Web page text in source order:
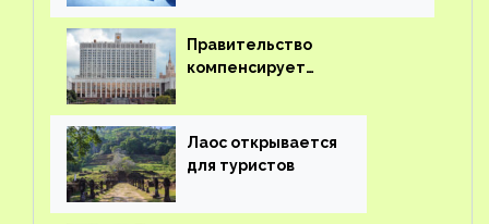
Правительство
компенсирует
вывоз россиян из-за рубежа
Лаос открывается
для туристов